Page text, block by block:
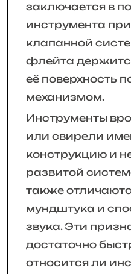
заключается в
инструмента
клапанной
флейта
её поверхность
механизмом.
Инструменты
или свирели
конструкцию и
развитой
также
мундштука и
звука. Эти
достаточно
относится ли